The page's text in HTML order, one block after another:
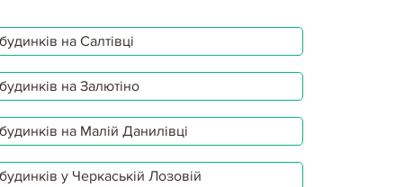
на Салтівці
на Залютіно
на Малій Данилівці
у Черкаській Лозовій